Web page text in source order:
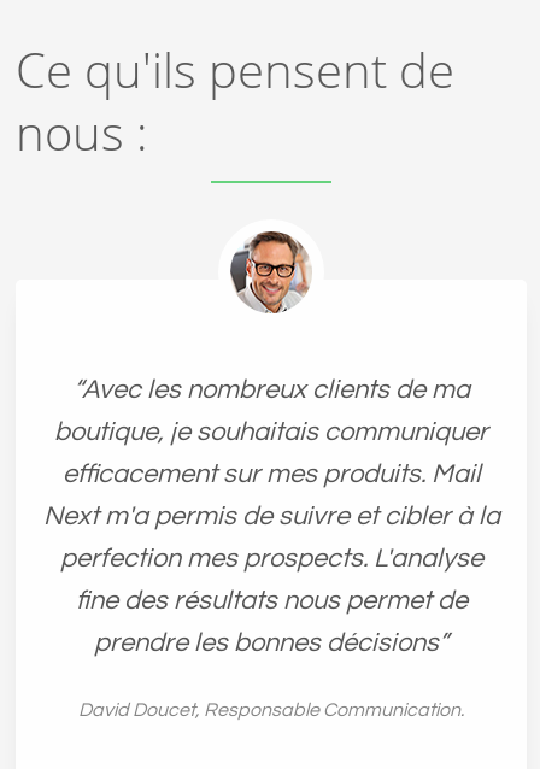
Ce qu'ils pensent de
nous :
“Avec les nombreux clients de ma
boutique, je souhaitais communiquer
efficacement sur mes produits. Mail
Next m'a permis de suivre et cibler à la
perfection mes prospects. L'analyse
fine des résultats nous permet de
prendre les bonnes décisions”
David Doucet, Responsable Communication.